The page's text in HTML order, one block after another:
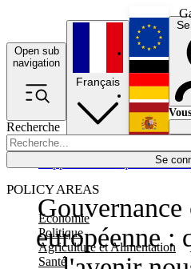
Open sub
navigation
Recherche
Se
POLICY AREAS
Economie
Politique
Agriculture et Alimentation
Santé
Économie
Français
européenne :